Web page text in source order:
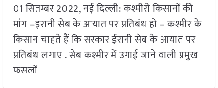
01 सितम्बर 2022, नई दिल्ली: कश्मीरी किसानों की
मांग –इरानी सेब के आयात पर प्रतिबंध हो – कश्मीर के
किसान चाहते हैं कि सरकार ईरानी सेब के आयात पर
प्रतिबंध लगाए . सेब कश्मीर में उगाई जाने वाली प्रमुख
फसलों